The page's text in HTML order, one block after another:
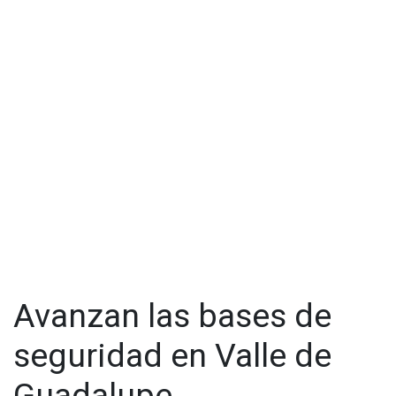
Avanzan las bases de
seguridad en Valle de